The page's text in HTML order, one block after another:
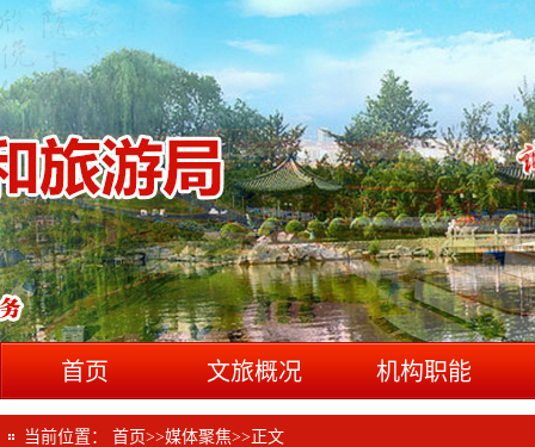
首页 文旅概况 机构职能
当前位置： 首页>>媒体聚焦>> 正文